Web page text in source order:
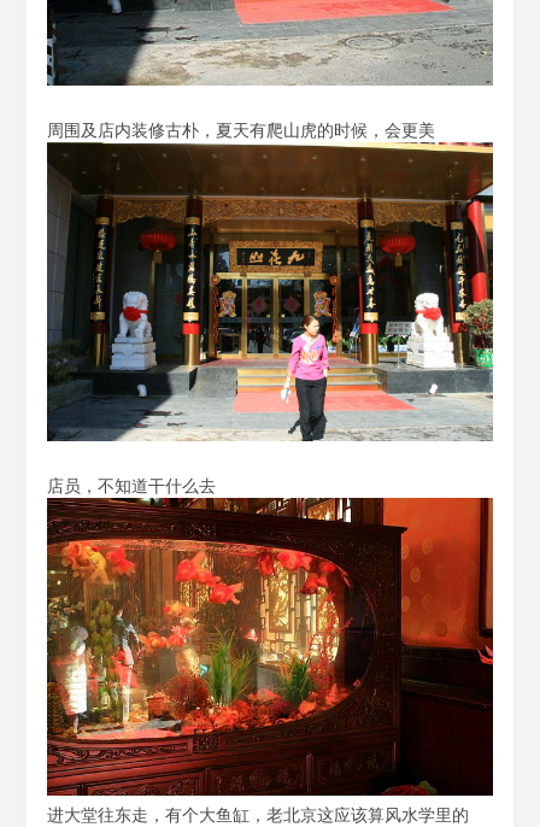
周围及店内装修古朴，夏天有爬山虎的时候，会更美
店员，不知道干什么去
进大堂往东走，有个大鱼缸，老北京这应该算风水学里的